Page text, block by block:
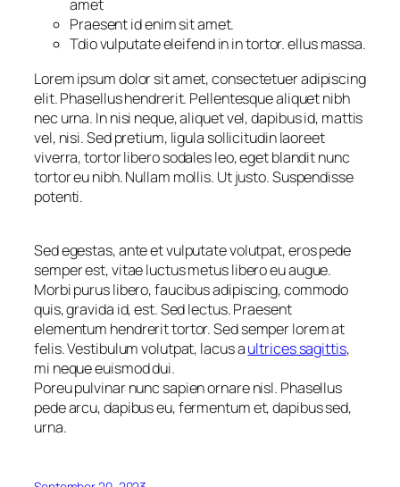
amet
Praesent id enim sit amet.
Tdio vulputate eleifend in in tortor. ellus massa.
Lorem ipsum dolor sit amet, consectetuer adipiscing
elit. Phasellus hendrerit. Pellentesque aliquet nibh
nec urna. In nisi neque, aliquet vel, dapibus id, mattis
vel, nisi. Sed pretium, ligula sollicitudin laoreet
viverra, tortor libero sodales leo, eget blandit nunc
tortor eu nibh. Nullam mollis. Ut justo. Suspendisse
potenti.
Sed egestas, ante et vulputate volutpat, eros pede
semper est, vitae luctus metus libero eu augue.
Morbi purus libero, faucibus adipiscing, commodo
quis, gravida id, est. Sed lectus. Praesent
elementum hendrerit tortor. Sed semper lorem at
felis. Vestibulum volutpat, lacus aultrices sagittis,
mi neque euismod dui.
Poreu pulvinar nunc sapien ornare nisl. Phasellus
pede arcu, dapibus eu, fermentum et, dapibus sed,
urna.